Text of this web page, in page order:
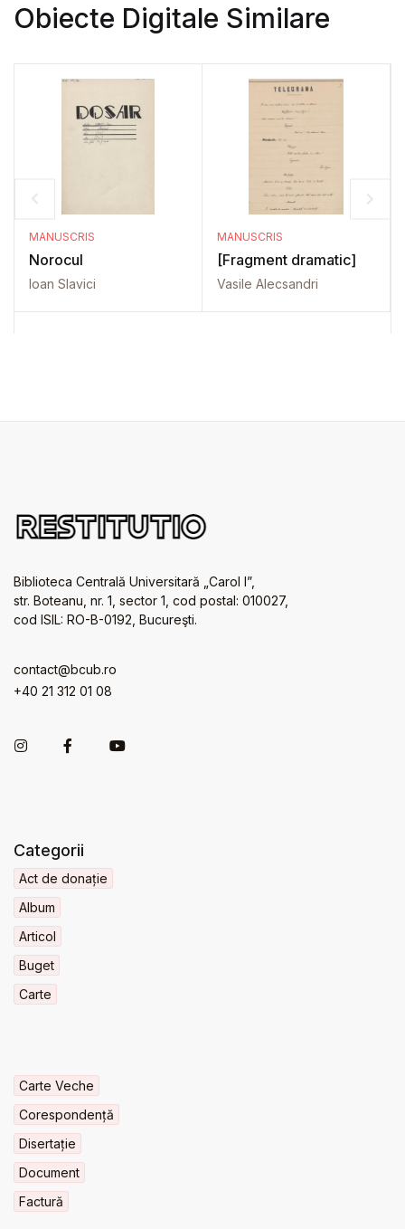
Obiecte Digitale Similare
MANUSCRIS
Norocul
Ioan Slavici
MANUSCRIS
[Fragment dramatic]
Vasile Alecsandri
Biblioteca Centrală Universitară „Carol I”,
str. Boteanu, nr. 1, sector 1, cod postal: 010027,
cod ISIL: RO-B-0192, Bucureşti.
contact@bcub.ro
+40 21 312 01 08
Categorii
Act de donație
Album
Articol
Buget
Carte
Carte Veche
Corespondență
Disertație
Document
Factură